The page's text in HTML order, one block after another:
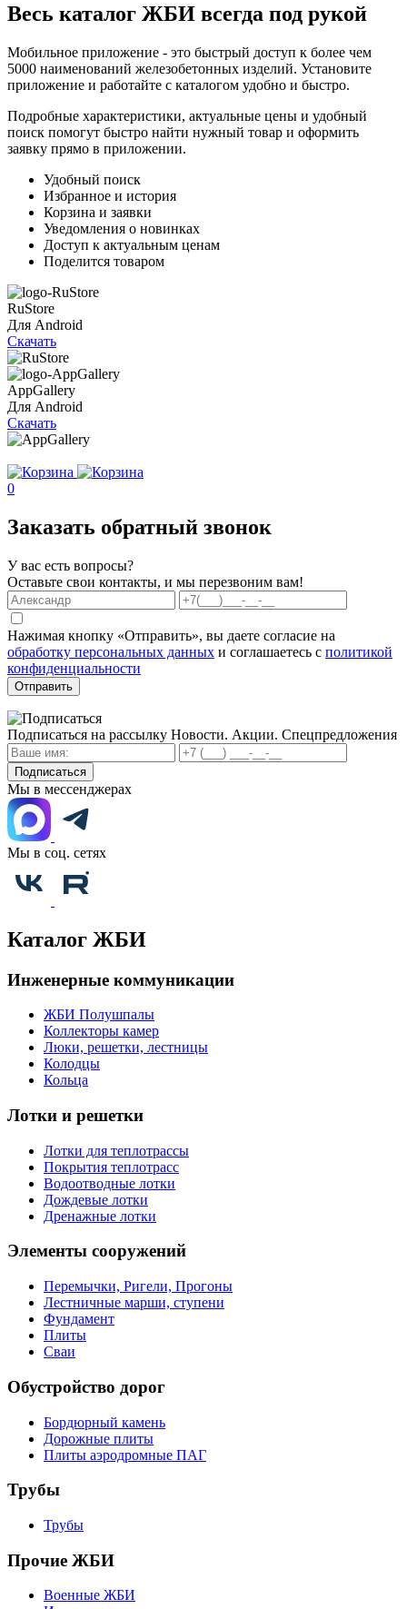
Весь каталог ЖБИ всегда под рукой
Мобильное приложение - это быстрый доступ к более чем
5000 наименований железобетонных изделий. Установите
приложение и работайте с каталогом удобно и быстро.
Подробные характеристики, актуальные цены и удобный
поиск помогут быстро найти нужный товар и оформить
заявку прямо в приложении.
Удобный поиск
Избранное и история
Корзина и заявки
Уведомления о новинках
Доступ к актуальным ценам
Поделится товаром
RuStore
Для Android
Скачать
AppGallery
Для Android
Скачать
0
Заказать обратный звонок
У вас есть вопросы?
Оставьте свои контакты, и мы перезвоним вам!
Нажимая кнопку «Отправить», вы даете согласие на
обработку персональных данных и соглашаетесь с политикой
конфиденциальности
Отправить
Подписаться на рассылку Новости. Акции. Спецпредложения
Подписаться
Мы в мессенджерах
Мы в соц. сетях
Каталог ЖБИ
Инженерные коммуникации
ЖБИ Полушпалы
Коллекторы камер
Люки, решетки, лестницы
Колодцы
Кольца
Лотки и решетки
Лотки для теплотрассы
Покрытия теплотрасс
Водоотводные лотки
Дождевые лотки
Дренажные лотки
Элементы сооружений
Перемычки, Ригели, Прогоны
Лестничные марши, ступени
Фундамент
Плиты
Сваи
Обустройство дорог
Бордюрный камень
Дорожные плиты
Плиты аэродромные ПАГ
Трубы
Трубы
Прочие ЖБИ
Военные ЖБИ